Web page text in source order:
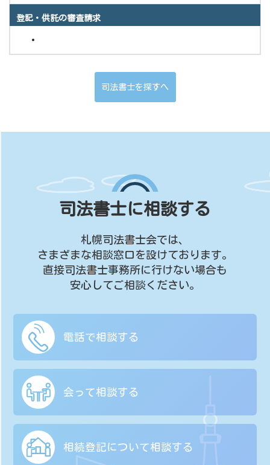
登記・供託の審査請求
司法書士を探すへ
司法書士に相談する
札幌司法書士会では、
さまざまな相談窓口を設けております。
直接司法書士事務所に行けない場合も
安心してご相談ください。
電話で相談する
会って相談する
相続登記について相談する